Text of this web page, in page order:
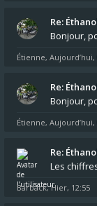
Re:
Étienne, Aujourd’hui,
Re:
Étienne, Aujourd’hui,
Re:
Barback,Hier, 12:55